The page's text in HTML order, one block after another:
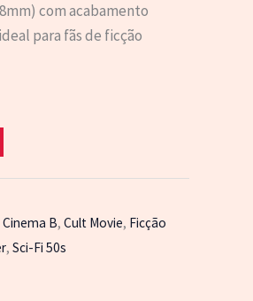
com acabamento
para fãs de ficção
Cinema B, Cult Movie, Ficção
, Sci-Fi 50s